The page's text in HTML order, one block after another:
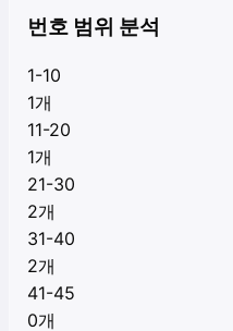
번호 범위 분석
1-10
1개
11-20
1개
21-30
2개
31-40
2개
41-45
0개